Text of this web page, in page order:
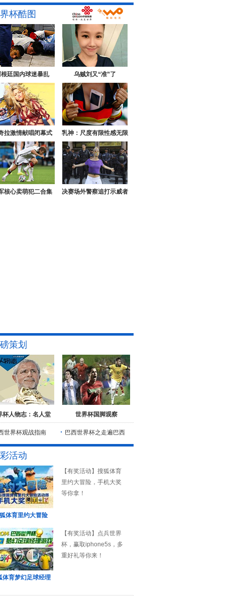
杯酷图
廷国内球迷暴乱 乌贼刘又“准”了
拉激情献唱闭幕式 乳神：尺度有限性感无限
核心卖萌犯二合集 决赛场外警察追打示威者
策划
杯人物志：名人堂 世界杯国脚观察
世界杯观战指南 巴西世界杯之走遍巴西
活动
体育里约大冒险
【有奖活动】搜狐体育
里约大冒险，手机大奖
等你拿！
体育梦幻足球经理
【有奖活动】点兵世界
杯，赢取iphone5s，多
重好礼等你来！